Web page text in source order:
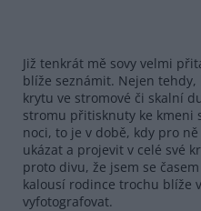
Již tenkrát mě sovy velmi
blíže seznámit. Nejen
krytu ve stromové či skalní
stromu přitisknuty ke kmeni
noci, to je v době, kdy pro
ukázat a projevit v celé své
proto divu, že jsem se
kalousí rodince trochu blíže
vyfotografovat.